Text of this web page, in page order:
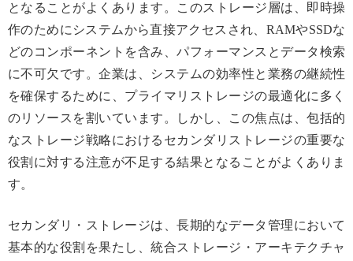
となることがよくあります。このストレージ層は、即時操
作のためにシステムから直接アクセスされ、RAMやSSDな
どのコンポーネントを含み、パフォーマンスとデータ検索
に不可欠です。企業は、システムの効率性と業務の継続性
を確保するために、プライマリストレージの最適化に多く
のリソースを割いています。しかし、この焦点は、包括的
なストレージ戦略におけるセカンダリストレージの重要な
役割に対する注意が不足する結果となることがよくありま
す。
セカンダリ・ストレージは、長期的なデータ管理において
基本的な役割を果たし、統合ストレージ・アーキテクチャ